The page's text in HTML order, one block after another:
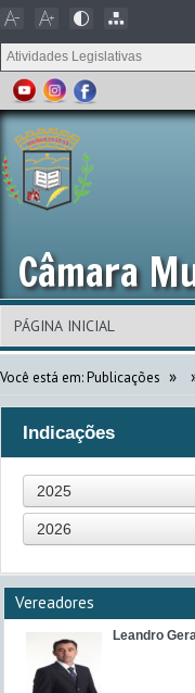
Câmara
Você está em:Publicações »
Indicações
2025
2026
Vereadores
Leandro